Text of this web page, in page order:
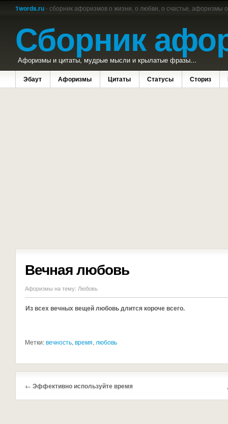
1words.ru- сборник афоризмов о жизни, о любви, о счастье,
Сборник
Афоризмы и цитаты, мудрые мысли и крылатые фразы...
Эбаут Афоризмы Цитаты Статусы Сториз
Вечная любовь
Афоризмы на тему: Любовь
Из всех вечных вещей любовь длится короче всего.
Метки:вечность, время, любовь
← Эффективно используйте время